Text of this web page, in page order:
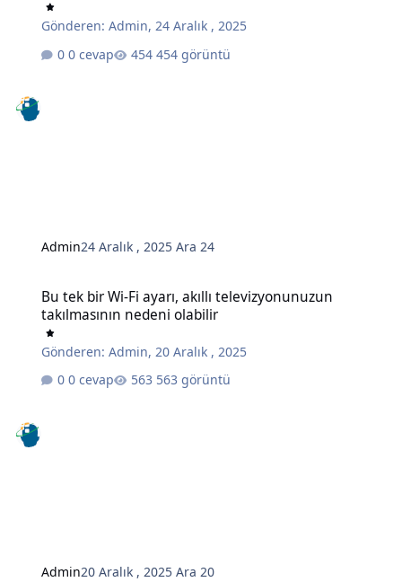
Gönderen:Admin,24 Aralık , 2025
0 cevap
454 görüntü
Admin24 Aralık , 2025Ara 24
Bu tek bir Wi-Fi ayarı, akıllı televizyonunuzun
takılmasının nedeni olabilir
Gönderen:Admin,20 Aralık , 2025
0 cevap
563 görüntü
Admin20 Aralık , 2025Ara 20